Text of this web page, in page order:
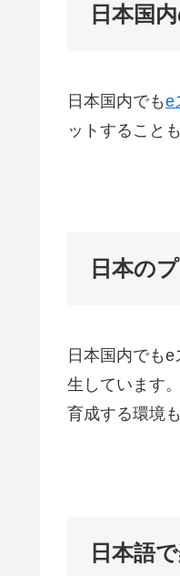
日本国
日本国内でもe
ットすること
日本の
日本国内でも
生しています
育成する環境
日本語